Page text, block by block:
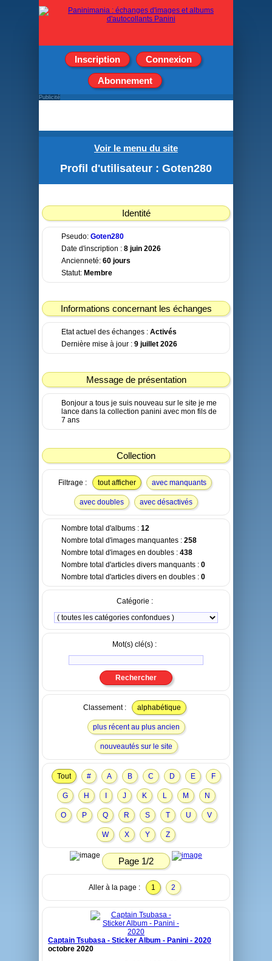
Inscription Connexion
Abonnement
Voir le menu du site
Profil d'utilisateur : Goten280
Identité
Pseudo: Goten280
Date d'inscription : 8 juin 2026
Ancienneté: 60 jours
Statut: Membre
Informations concernant les échanges
Etat actuel des échanges : Activés
Dernière mise à jour : 9 juillet 2026
Message de présentation
Bonjour a tous je suis nouveau sur le site je me
lance dans la collection panini avec mon fils de
7 ans
Collection
Filtrage : tout afficher avec manquants
avec doubles avec désactivés
Nombre total d'albums : 12
Nombre total d'images manquantes : 258
Nombre total d'images en doubles : 438
Nombre total d'articles divers manquants : 0
Nombre total d'articles divers en doubles : 0
Catégorie :
Mot(s) clé(s) :
Classement : alphabétique
plus récent au plus ancien
nouveautés sur le site
Tout # A B C D E F
G H J K L M N
O P Q R S T U V
W X Y Z
Page 1/2
Aller à la page : 1 2
Captain Tsubasa - Sticker Album - Panini - 2020
octobre 2020
Publicité